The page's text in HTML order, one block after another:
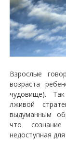
Взрослые
возраста
чудовище).
лживой
выдуманным
что сознание
недоступная